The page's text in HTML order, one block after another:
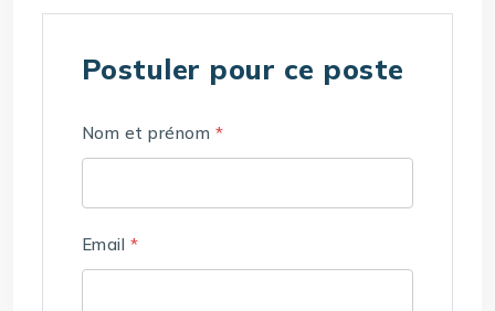
Postuler pour ce poste
Nom et prénom *
Email *